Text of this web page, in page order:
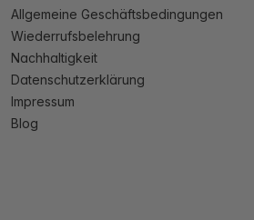
Allgemeine Geschäftsbedingungen
Wiederrufsbelehrung
Nachhaltigkeit
Datenschutzerklärung
Impressum
Blog